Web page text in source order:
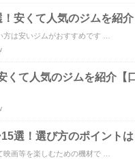
安くて人気のジムを紹介
は安いジムがおすすめです …
くて人気のジムを紹介【
選！選び方のポイントは
画等を楽しむための機材で …